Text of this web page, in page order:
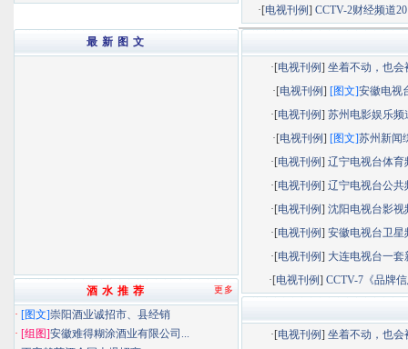
·[电视刊例] CCTV-2财经频道
·[电视刊例]坐着不动，也会
·[电视刊例] [图文]安徽电视
·[电视刊例]苏州电影娱乐频
·[电视刊例] [图文]苏州新闻
·[电视刊例]辽宁电视台体育
·[电视刊例]辽宁电视台公共
·[电视刊例]沈阳电视台影视
·[电视刊例]安徽电视台卫星
·[电视刊例] 大连电视台一套
·[电视刊例] CCTV-7《品牌
·[电视刊例]坐着不动，也会
最 新 图 文
更多
酒 水 推 荐
· [图文]崇阳酒业诚招市、县经销
· [组图]安徽难得糊涂酒业有限公司...